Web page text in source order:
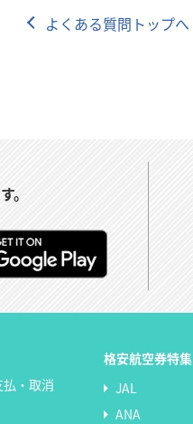
よくある質問トップへ
。
・取消
格安航空券特集
JAL
ANA